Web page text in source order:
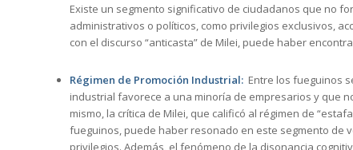
Existe un segmento significativo de ciudadanos que no
administrativos o políticos, como privilegios exclusivos,
con el discurso “anticasta” de Milei, puede haber
Régimen de Promoción Industrial: Entre los fueguinos
industrial favorece a una minoría de empresarios y que
mismo, la crítica de Milei, que calificó al régimen de
fueguinos, puede haber resonado en este segmento de
privilegios. Además, el fenómeno de la disonancia